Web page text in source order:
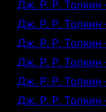
Дж. Р. Р. Толкин
Дж. Р. Р. Толкин
Дж. Р. Р. Толкин
Дж. Р. Р. Толкин
Дж. Р. Р. Толкин
Дж. Р. Р. Толкин